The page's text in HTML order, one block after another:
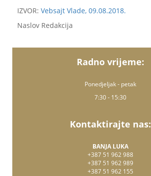
IZVOR: Vebsajt Vlade, 09.08.2018.
Naslov Redakcija
Radno vrijeme:
Ponedjeljak - petak
7:30 - 15:30
Kontaktirajte nas:
BANJA LUKA
+387 51 962 988
+387 51 962 989
+387 51 962 155